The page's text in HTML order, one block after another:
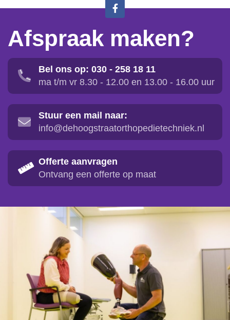
Afspraak maken?
Bel ons op: 030 - 258 18 11
ma t/m vr 8.30 - 12.00 en 13.00 - 16.00 uur
Stuur een mail naar:
info@dehoogstraatorthopedietechniek.nl
Offerte aanvragen
Ontvang een offerte op maat